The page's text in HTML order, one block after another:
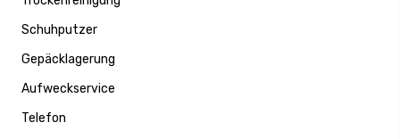
Schuhputzer
Gepäcklagerung
Aufweckservice
Telefon